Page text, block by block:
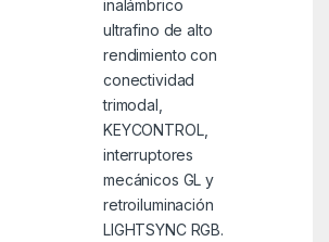
inalámbrico
ultrafino de alto
rendimiento con
conectividad
trimodal,
KEYCONTROL,
interruptores
mecánicos GL y
retroiluminación
LIGHTSYNC RGB.